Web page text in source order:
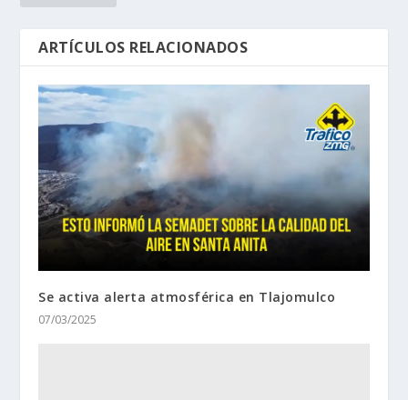
ARTÍCULOS RELACIONADOS
Se activa alerta atmosférica en Tlajomulco
07/03/2025